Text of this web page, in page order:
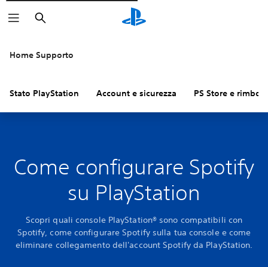
Cerca
Home Supporto
Stato PlayStation Account e sicurezza PS Store e
Come configurare Spotify
su PlayStation
Scopri quali console PlayStation® sono compatibili con
Spotify, come configurare Spotify sulla tua console e come
eliminare collegamento dell'account Spotify da PlayStation.